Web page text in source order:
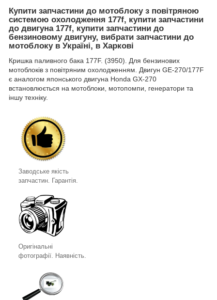
Купити запчастини до мотоблоку з повітряною
системою охолодження 177f, купити запчастини
до двигуна 177f, купити запчастини до
бензиновому двигуну, вибрати запчастини до
мотоблоку в Україні, в Харкові
Кришка паливного бака 177F. (3950). Для бензинових
мотоблоків з повітряним охолодженням. Двигун GE-270/177F
є аналогом японського двигуна Honda GX-270
встановлюється на мотоблоки, мотопомпи, генератори та
іншу техніку.
Заводське якість
запчастин. Гарантія.
Оригінальні
фотографії. Наявність.